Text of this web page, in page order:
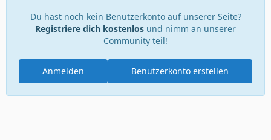
Du hast noch kein Benutzerkonto auf unserer Seite?
Registriere dich kostenlos und nimm an unserer
Community teil!
Benutzerkonto erstellen
Anmelden